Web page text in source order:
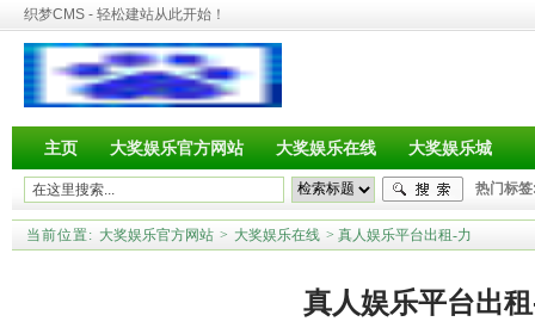
织梦CMS - 轻松建站从此开始！
主页 大奖娱乐官方网站 大奖娱乐在线 大奖娱乐城
热门标
当前位置: 大奖娱乐官方网站 > 大奖娱乐在线 > 真人娱乐平台出租-力
真人娱乐平台出